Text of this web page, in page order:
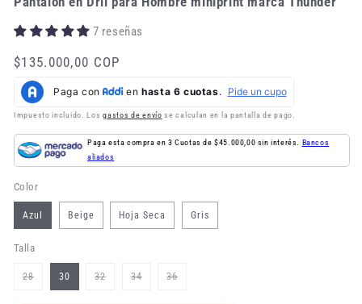
7 reseñas
Precio
habitual
$135.000,00 COP
Impuesto incluido. Losgastos de envío se calculan en la pantalla de pago.
Paga esta compra en 3 Cuotas de $45.000,00 sin interés. Bancos
aliados
Color
Azul Beige Hoja Seca Gris
Talla
28Variante
30 32Variante
34Variante
36Variante